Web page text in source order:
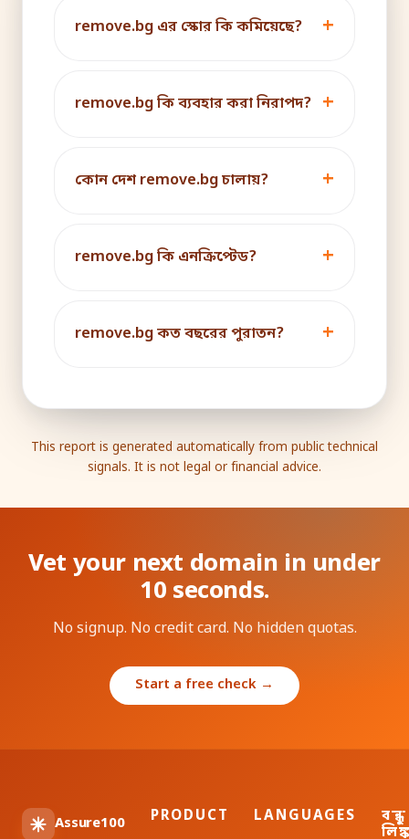
remove.bg এর স্কোর কি কমিয়েছে?
remove.bg কি ব্যবহার করা নিরাপদ?
কোন দেশ remove.bg চালায়?
remove.bg কি এনক্রিপ্টেড?
remove.bg কত বছরের পুরাতন?
This report is generated automatically from public technical
signals. It is not legal or financial advice.
Vet your next domain in under
10 seconds.
No signup. No credit card. No hidden quotas.
Start a free check →
Assure100 PRODUCT LANGUAGES
বন্ধু